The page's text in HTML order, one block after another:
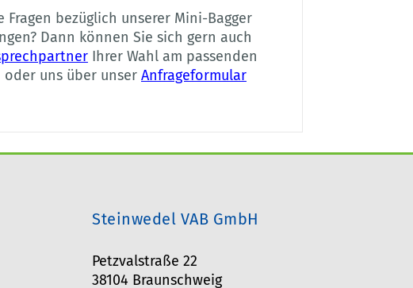
Fragen bezüglich unserer Mini-Bagger
Dann können Sie sich gern auch
Ihrer Wahl am passenden
uns über unser Anfrageformular
Steinwedel VAB GmbH
Petzvalstraße 22
38104 Braunschweig